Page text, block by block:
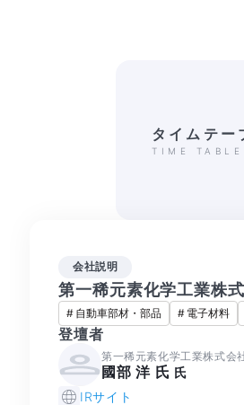
タイムテー
TIME TABLE
会社説明
第一稀元素化学工業株
# 自動車部材・部品 # 電子材料
登壇者
第一稀元素化学工業株式
國部 洋 氏 氏
IRサイト